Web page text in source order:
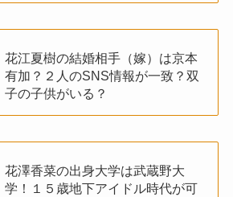
花江夏樹の結婚相手（嫁）は京本
有加？２人のSNS情報が一致？双
子の子供がいる？
花澤香菜の出身大学は武蔵野大
学！１５歳地下アイドル時代が可